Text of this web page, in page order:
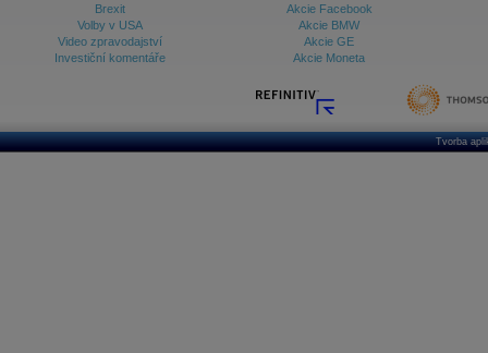
Brexit
Volby v USA
Video zpravodajství
Investiční komentáře
Akcie Facebook
Akcie BMW
Akcie GE
Akcie Moneta
Tvorba